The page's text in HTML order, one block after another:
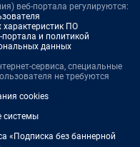
веб-портала регулируются:
ПО
и политикой
данных
сервиса, специальные
не требуются
cookies
системы
«Подписка без баннерной